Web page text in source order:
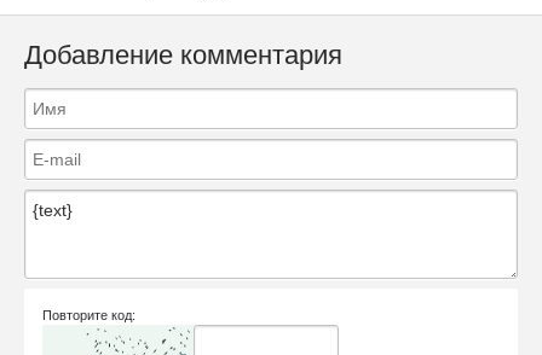
Добавление комментария
Повторите код: